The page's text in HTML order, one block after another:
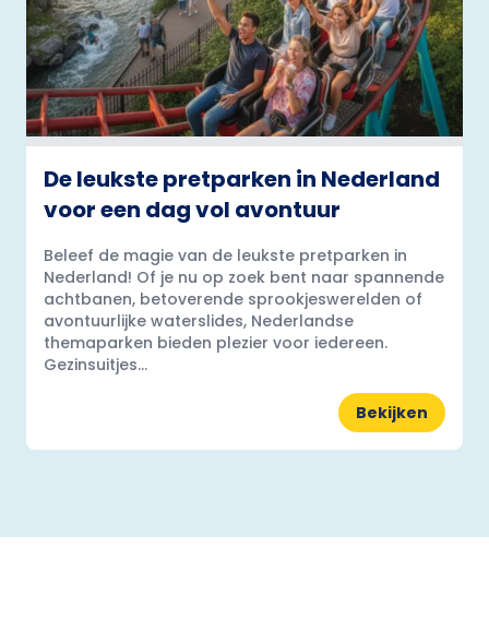
De leukste pretparken in Nederland
voor een dag vol avontuur
Beleef de magie van de leukste pretparken in
Nederland! Of je nu op zoek bent naar spannende
achtbanen, betoverende sprookjeswerelden of
avontuurlijke waterslides, Nederlandse
themaparken bieden plezier voor iedereen.
Gezinsuitjes...
Bekijken